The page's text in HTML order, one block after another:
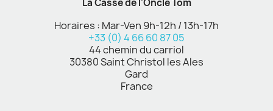
Horaires : Mar-Ven 9h-12h / 13h-17h
+33 (0) 4 66 60 87 05
44 chemin du carriol
30380 Saint Christol les Ales
Gard
France